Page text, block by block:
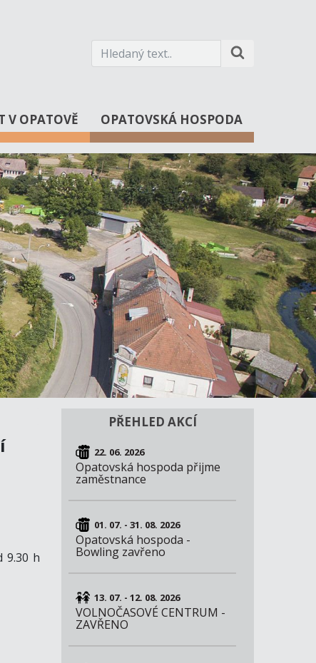
V OPATOVĚ OPATOVSKÁ HOSPODA
9.30 h
PŘEHLED AKCÍ
22. 06. 2026
Opatovská hospoda přijme
zaměstnance
01. 07. - 31. 08. 2026
Opatovská hospoda -
Bowling zavřeno
13. 07. - 12. 08. 2026
VOLNOČASOVÉ CENTRUM -
ZAVŘENO